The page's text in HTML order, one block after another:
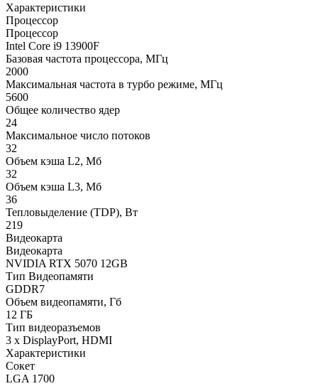
Характеристики
Процессор
Процессор
Intel Core i9 13900F
Базовая частота процессора, МГц
2000
Максимальная частота в турбо режиме, МГц
5600
Общее количество ядер
24
Максимальное число потоков
32
Объем кэша L2, Мб
32
Объем кэша L3, Мб
36
Тепловыделение (TDP), Вт
219
Видеокарта
Видеокарта
NVIDIA RTX 5070 12GB
Тип Видеопамяти
GDDR7
Объем видеопамяти, Гб
12 ГБ
Тип видеоразъемов
3 x DisplayPort, HDMI
Характеристики
Сокет
LGA 1700